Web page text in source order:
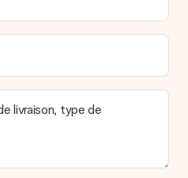
livraison, type de